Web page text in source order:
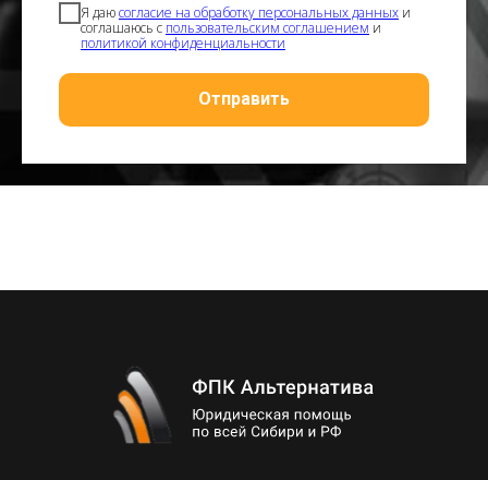
Я даюсогласие на обработку персональных данных и
соглашаюсь с пользовательским соглашением и
политикой конфиденциальности
Отправить